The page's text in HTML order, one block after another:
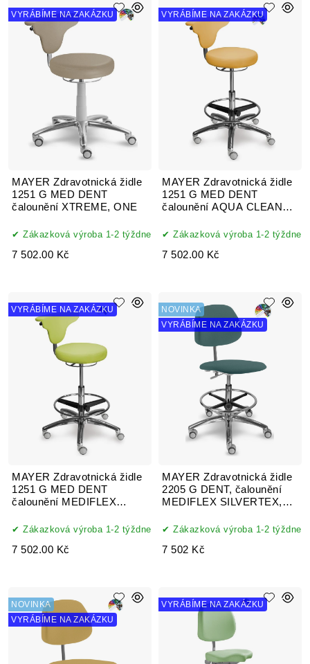
MAYER Zdravotnická židle
1251 G MED DENT
čalounění XTREME, ONE
VYRÁBÍME NA ZAKÁZKU
Zákazková výroba 1-2 týždne
7 502.00 Kč
MAYER Zdravotnická židle
1251 G MED DENT
čalounění AQUA CLEAN
VYRÁBÍME NA ZAKÁZKU
Zákazková výroba 1-2 týždne
7 502.00 Kč
MAYER Zdravotnická židle
1251 G MED DENT
čalounění MEDIFLEX
VYRÁBÍME NA ZAKÁZKU
Zákazková výroba 1-2 týždne
7 502.00 Kč
MAYER Zdravotnická židle
2205 G DENT, čalounění
MEDIFLEX SILVERTEX,
NOVINKA
VYRÁBÍME NA ZAKÁZKU
Zákazková výroba 1-2 týždne
7 502 Kč
NOVINKA
VYRÁBÍME NA ZAKÁZKU
VYRÁBÍME NA ZAKÁZKU